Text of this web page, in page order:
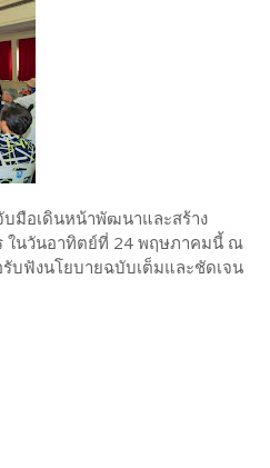
มือเดินหน้าพัฒนาและสร้าง
ในวันอาทิตย์ที่ 24 พฤษภาคมนี้ ณ
บฟังนโยบายฉบับเต็มและชัดเจน